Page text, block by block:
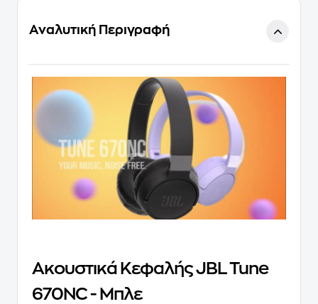
Αναλυτική Περιγραφή
Ακουστικά Κεφαλής JBL Tune
670NC - Μπλε